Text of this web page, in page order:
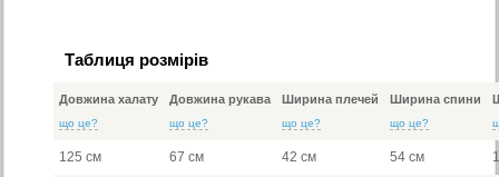
Таблиця розмірів
Довжина халату
що це?
Довжина рукава
що це?
Ширина плечей
що це?
Ширина спини
що це?
125 см 67 см 42 см 54 см